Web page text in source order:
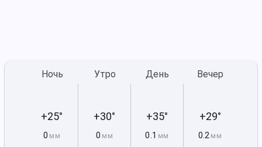
Ночь
+25°
0 мм
Утро
+30°
0 мм
День
+35°
0.1 мм
Вечер
+29°
0.2 мм